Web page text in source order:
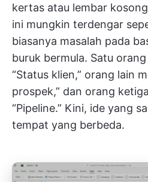
kertas atau lembar
ini mungkin terdengar
biasanya masalah pada
buruk bermula. Satu
“Status klien,” orang lain
prospek,” dan orang
“Pipeline.” Kini, ide yang
tempat yang berbeda.